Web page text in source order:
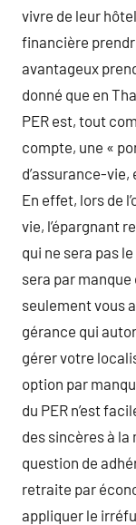
vivre de leur
financière
avantageux
donné que en
PER est, tout
compte, une «
d’assurance-
En effet, lors de
vie, l’épargnant
qui ne sera pas
sera par manque
seulement vous
gérance qui
gérer votre
option par
du PER n’est
des sincères à la
question de
retraite par
appliquer le